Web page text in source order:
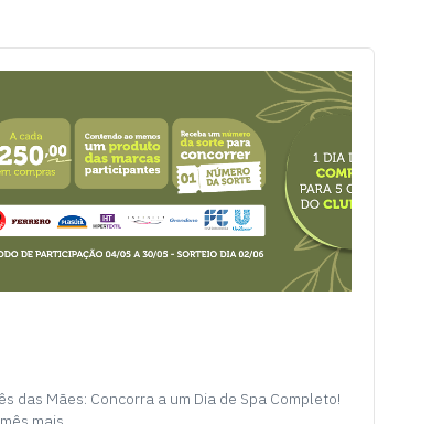
das Mães: Concorra a um Dia de Spa Completo!